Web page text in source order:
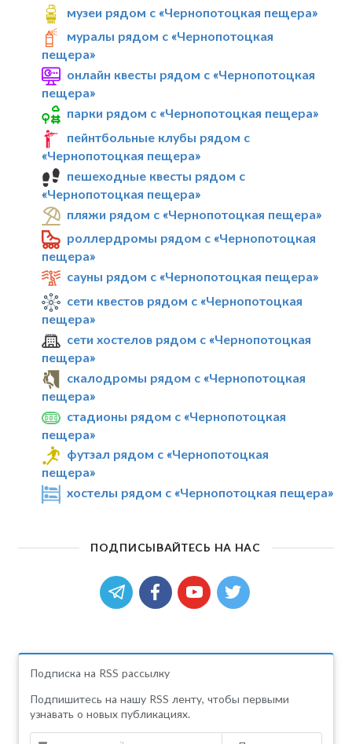
музеи рядом с «Чернопотоцкая пещера»
муралы рядом с «Чернопотоцкая
пещера»
онлайн квесты рядом с «Чернопотоцкая
пещера»
парки рядом с «Чернопотоцкая пещера»
пейнтбольные клубы рядом с
«Чернопотоцкая пещера»
пешеходные квесты рядом с
«Чернопотоцкая пещера»
пляжи рядом с «Чернопотоцкая пещера»
роллердромы рядом с «Чернопотоцкая
пещера»
сауны рядом с «Чернопотоцкая пещера»
сети квестов рядом с «Чернопотоцкая
пещера»
сети хостелов рядом с «Чернопотоцкая
пещера»
скалодромы рядом с «Чернопотоцкая
пещера»
стадионы рядом с «Чернопотоцкая
пещера»
футзал рядом с «Чернопотоцкая
пещера»
хостелы рядом с «Чернопотоцкая пещера»
ПОДПИСЫВАЙТЕСЬ НА НАС
Подписка на RSS рассылку
Подпишитесь на нашу RSS ленту, чтобы первыми
узнавать о новых публикациях.